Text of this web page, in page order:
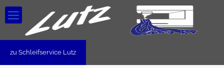
zu Schleifservice Lutz